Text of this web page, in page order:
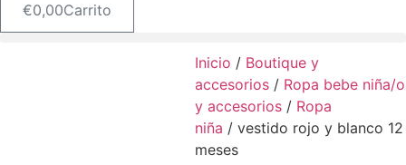
€0,00Carrito
Inicio / Boutique y
accesorios / Ropa bebe niña/o
y accesorios / Ropa
niña / vestido rojo y blanco 12
meses